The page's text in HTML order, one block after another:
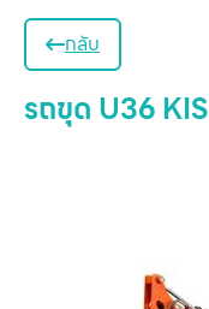
กลับ
รถขุด U36 KIS